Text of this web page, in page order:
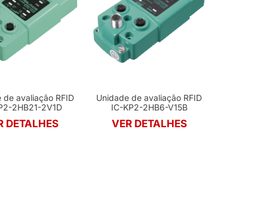
de avaliação RFID
2HB21-2V1D
DETALHES
Unidade de avaliação RFID
IC-KP2-2HB6-V15B
VER DETALHES